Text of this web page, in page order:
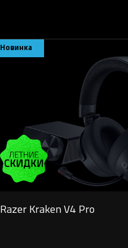
Новинка
Razer Kraken V4 Pro